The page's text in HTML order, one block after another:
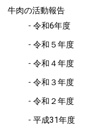
牛肉の活動報告
令和6年度
令和５年度
令和４年度
令和３年度
令和２年度
平成31年度